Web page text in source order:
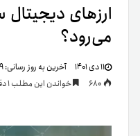
ارزهای دیجیتال
می‌رود؟
۱۱ دی ۱۴۰۱ آخرین به روز رسانی:۹ آبان ۱۴۰۳
خواندن این مطلب 1 دقیقه زمان میبرد